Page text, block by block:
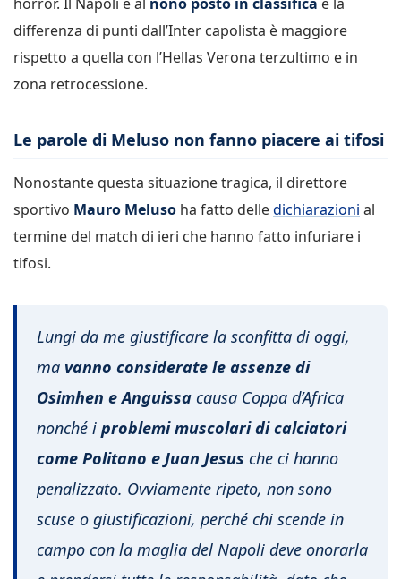
differenza di punti dall’Inter capolista è maggiore
rispetto a quella con l’Hellas Verona terzultimo e in
zona retrocessione.
Le parole di Meluso non fanno piacere ai tifosi
Nonostante questa situazione tragica, il direttore
sportivo Mauro Meluso ha fatto delledichiarazioni al
termine del match di ieri che hanno fatto infuriare i
tifosi.
Lungi da me giustificare la sconfitta di oggi,
ma vanno considerate le assenze di
Osimhen e Anguissa causa Coppa d’Africa
nonché i problemi muscolari di calciatori
come Politano e Juan Jesus che ci hanno
penalizzato. Ovviamente ripeto, non sono
scuse o giustificazioni, perché chi scende in
campo con la maglia del Napoli deve onorarla